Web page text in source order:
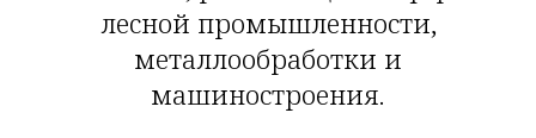
лесной промышленности,
металлообработки и
машиностроения.